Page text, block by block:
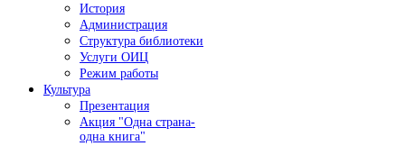
История
Администрация
Структура библиотеки
Услуги ОИЦ
Режим работы
Культура
Презентация
Акция "Одна страна-
одна книга"